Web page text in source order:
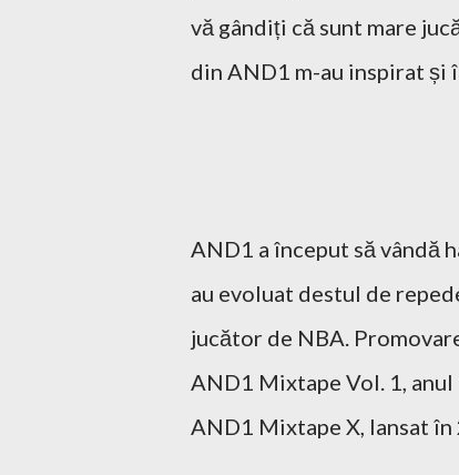
vă gândiți că sunt mare
din AND1 m-au inspirat și
AND1 a început să vândă
au evoluat destul de
jucător de NBA.
AND1 Mixtape Vol. 1, anul
AND1 Mixtape X, lansat în